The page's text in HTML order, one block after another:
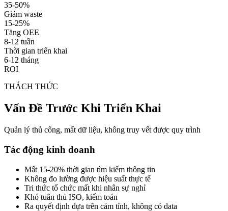
35-50%
Giảm waste
15-25%
Tăng OEE
8-12 tuần
Thời gian triển khai
6-12 tháng
ROI
THÁCH THỨC
Vấn Đề Trước Khi Triển Khai
Quản lý thủ công, mất dữ liệu, không truy vết được quy trình
Tác động kinh doanh
Mất 15-20% thời gian tìm kiếm thông tin
Không đo lường được hiệu suất thực tế
Tri thức tổ chức mất khi nhân sự nghỉ
Khó tuân thủ ISO, kiểm toán
Ra quyết định dựa trên cảm tính, không có data